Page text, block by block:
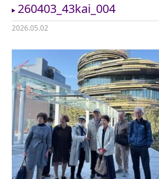
260403_43kai_004
2026.05.02